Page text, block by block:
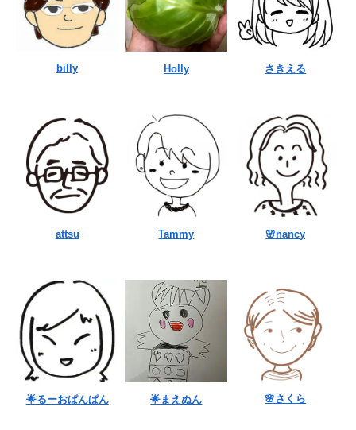
billy Holly さきえる
attsu Tammy 🌸nancy
🌟るーおぱんぱん 🌟まえぬん 🌸さくら